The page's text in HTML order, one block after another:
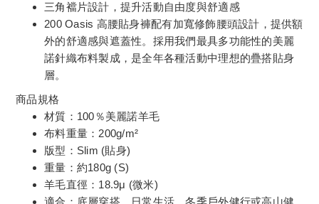
三角襠片設計，提升活動自由度與舒適感
200 Oasis 高腰貼身褲配有加寬修飾腰頭設計，提供額
外的舒適感與遮蓋性。採用我們最具多功能性的美麗
諾針織布料製成，是全年各種活動中理想的疊搭貼身
層。
商品規格
材質：100％美麗諾羊毛
布料重量：200g/m²
版型：Slim (貼身)
重量：約180g (S)
羊毛直徑：18.9μ (微米)
適合：底層穿搭、日常生活、冬季戶外健行或高山健